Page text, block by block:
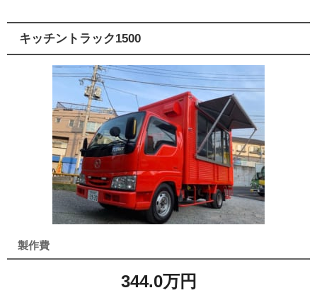
キッチントラック1500
製作費
344.0万円